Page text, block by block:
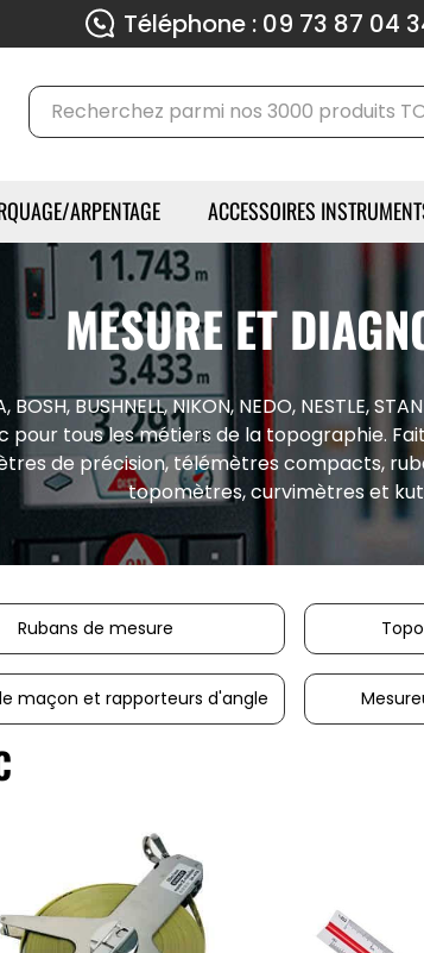
Téléphone : 09 73 87 04
ARPENTAGE ACCESSOIRES
MESURE ET
BUSHNELL, NIKON, NEDO, NESTLE,
pour tous les métiers de la topographie.
de précision, télémètres compacts,
topomètres, curvimètres et
Rubans de mesure
maçon et rapporteurs d'angle